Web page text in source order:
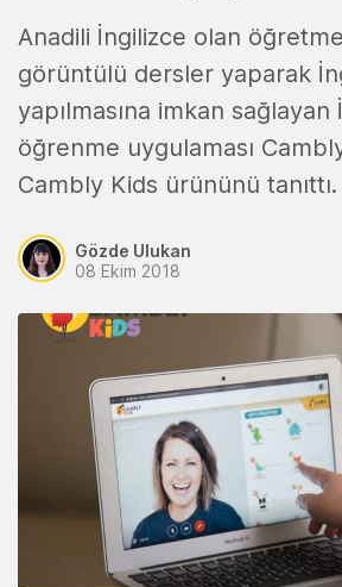
Anadili İngilizce olan
görüntülü dersler yaparak
yapılmasına imkan sağlayan
öğrenme uygulaması
Cambly Kids ürününü tanıttı.
Gözde Ulukan
08 Ekim 2018